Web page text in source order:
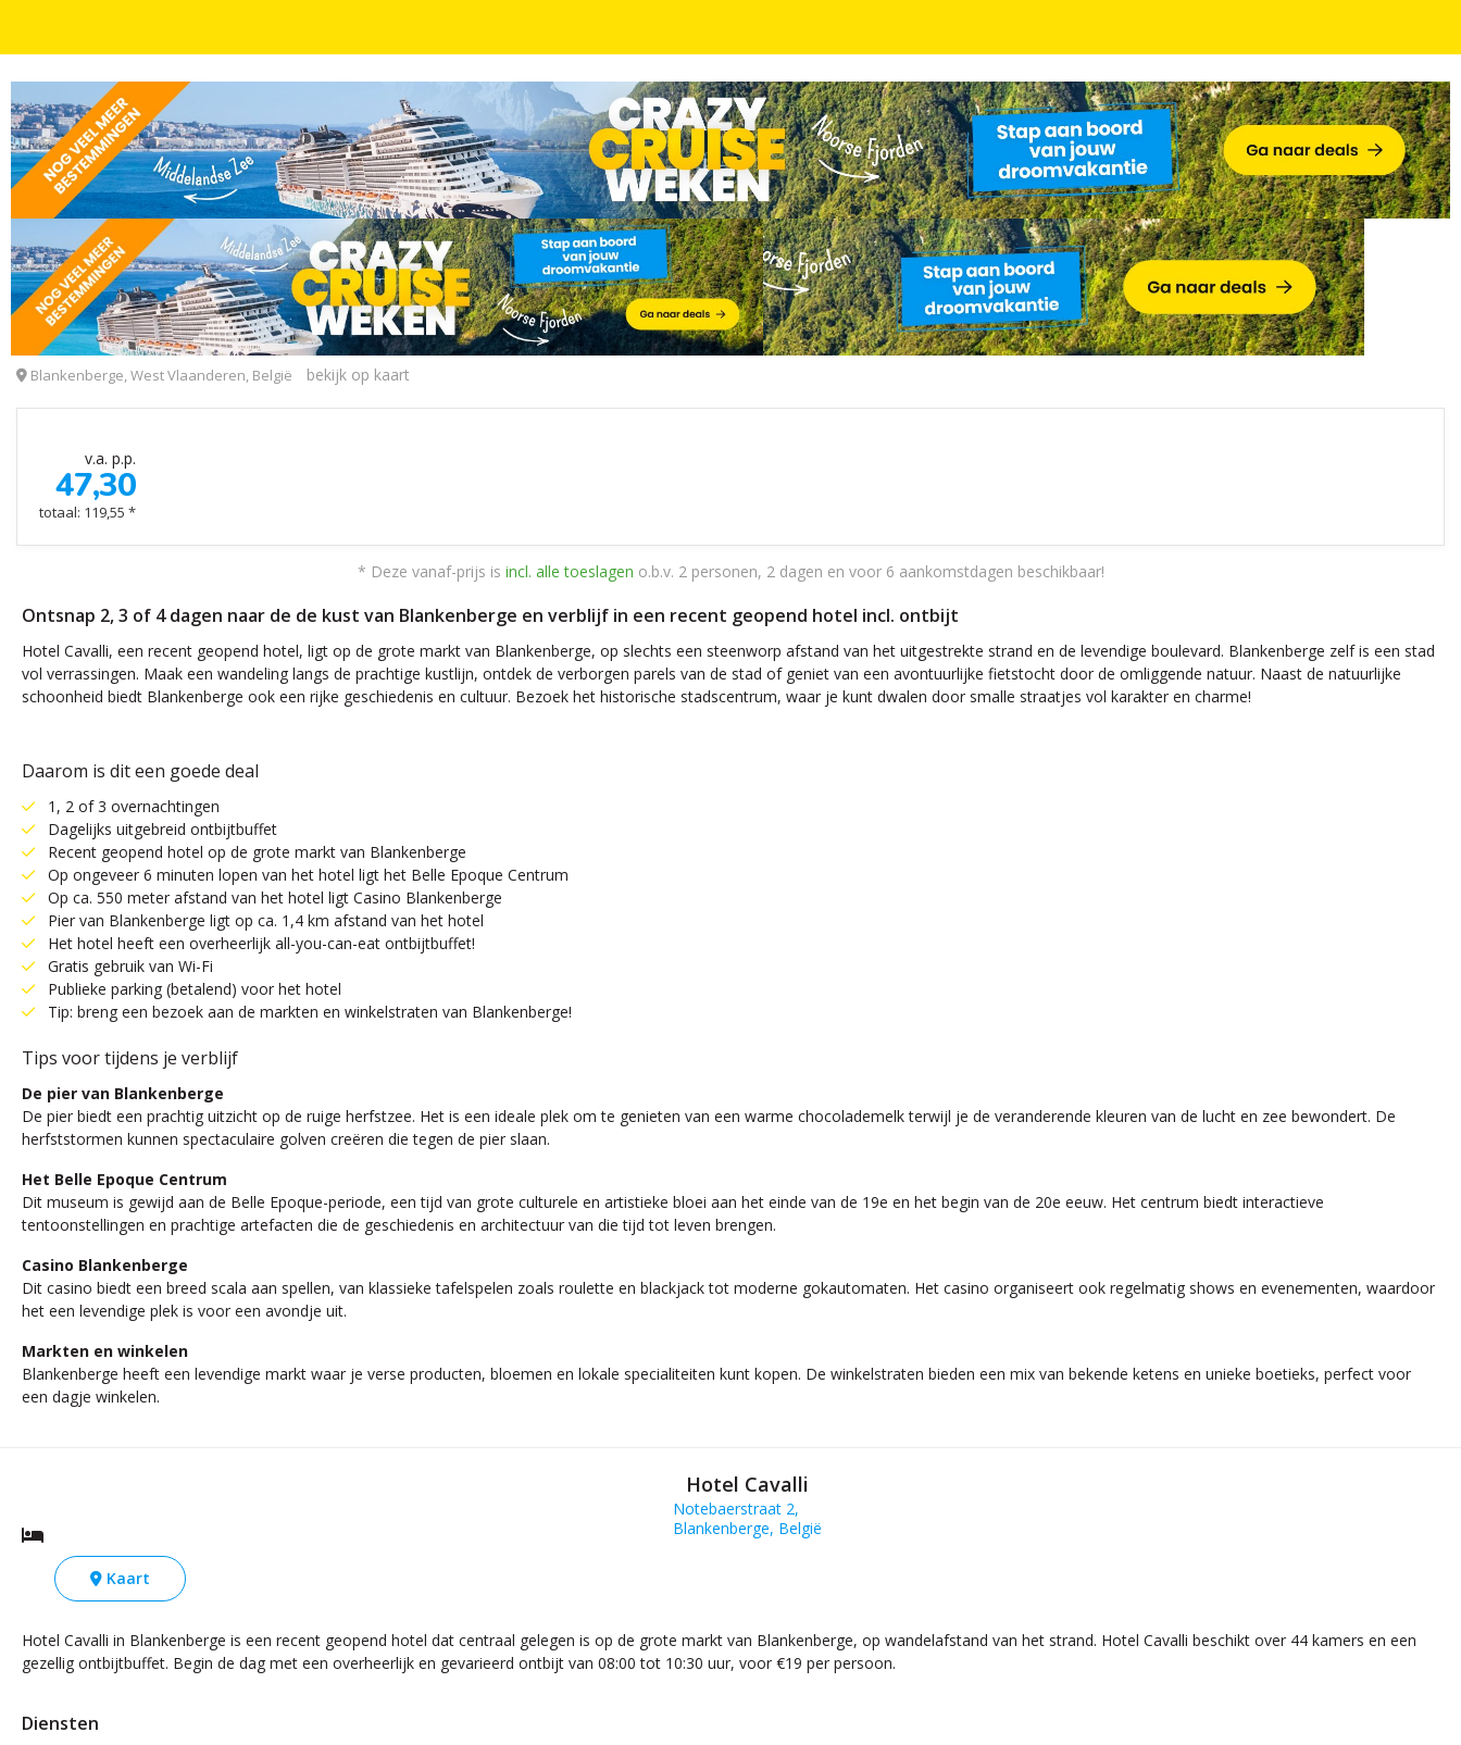
AAN OF NABIJ DE KUST 2 OF 3 DAGEN INCL. ONTBIJT
Ontsnap naar de de kust van Blankenberge en verblijf in een recent geopend hotel incl. ontbijt!
Hotel Cavalli
Blankenberge, West Vlaanderen, België bekijk op kaart
v.a. p.p.
47,30
totaal: 119,55 *
* Deze vanaf-prijs is incl. alle toeslagen o.b.v. 2 personen, 2 dagen en voor 6 aankomstdagen beschikbaar!
Ontsnap 2, 3 of 4 dagen naar de de kust van Blankenberge en verblijf in een recent geopend hotel incl. ontbijt
Hotel Cavalli, een recent geopend hotel, ligt op de grote markt van Blankenberge, op slechts een steenworp afstand van het uitgestrekte strand en de levendige boulevard. Blankenberge zelf is een stad
vol verrassingen. Maak een wandeling langs de prachtige kustlijn, ontdek de verborgen parels van de stad of geniet van een avontuurlijke fietstocht door de omliggende natuur. Naast de natuurlijke
schoonheid biedt Blankenberge ook een rijke geschiedenis en cultuur. Bezoek het historische stadscentrum, waar je kunt dwalen door smalle straatjes vol karakter en charme!
Daarom is dit een goede deal
1, 2 of 3 overnachtingen
Dagelijks uitgebreid ontbijtbuffet
Recent geopend hotel op de grote markt van Blankenberge
Op ongeveer 6 minuten lopen van het hotel ligt het Belle Epoque Centrum
Op ca. 550 meter afstand van het hotel ligt Casino Blankenberge
Pier van Blankenberge ligt op ca. 1,4 km afstand van het hotel
Het hotel heeft een overheerlijk all-you-can-eat ontbijtbuffet!
Gratis gebruik van Wi-Fi
Publieke parking (betalend) voor het hotel
Tip: breng een bezoek aan de markten en winkelstraten van Blankenberge!
Tips voor tijdens je verblijf
De pier van Blankenberge
De pier biedt een prachtig uitzicht op de ruige herfstzee. Het is een ideale plek om te genieten van een warme chocolademelk terwijl je de veranderende kleuren van de lucht en zee bewondert. De
herfststormen kunnen spectaculaire golven creëren die tegen de pier slaan.
Het Belle Epoque Centrum
Dit museum is gewijd aan de Belle Epoque-periode, een tijd van grote culturele en artistieke bloei aan het einde van de 19e en het begin van de 20e eeuw. Het centrum biedt interactieve
tentoonstellingen en prachtige artefacten die de geschiedenis en architectuur van die tijd tot leven brengen.
Casino Blankenberge
Dit casino biedt een breed scala aan spellen, van klassieke tafelspelen zoals roulette en blackjack tot moderne gokautomaten. Het casino organiseert ook regelmatig shows en evenementen, waardoor
het een levendige plek is voor een avondje uit.
Markten en winkelen
Blankenberge heeft een levendige markt waar je verse producten, bloemen en lokale specialiteiten kunt kopen. De winkelstraten bieden een mix van bekende ketens en unieke boetieks, perfect voor
een dagje winkelen.
Hotel Cavalli
Notebaerstraat 2,
Blankenberge, België
Kaart
Hotel Cavalli in Blankenberge is een recent geopend hotel dat centraal gelegen is op de grote markt van Blankenberge, op wandelafstand van het strand. Hotel Cavalli beschikt over 44 kamers en een
gezellig ontbijtbuffet. Begin de dag met een overheerlijk en gevarieerd ontbijt van 08:00 tot 10:30 uur, voor €19 per persoon.
Diensten